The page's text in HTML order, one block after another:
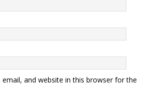
email, and website in this browser for the